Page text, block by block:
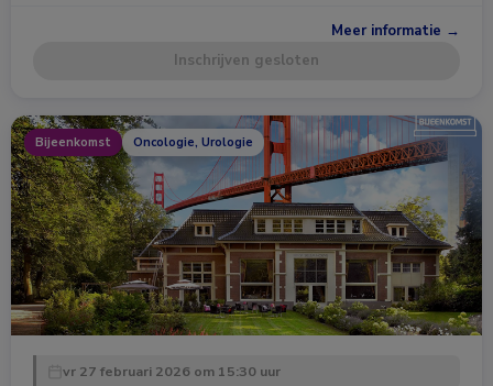
Meer informatie →
Inschrijven gesloten
Bijeenkomst Oncologie, Urologie
vr 27 februari 2026 om 15:30 uur